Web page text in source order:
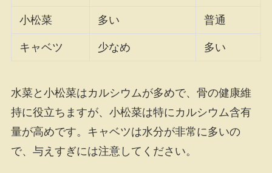
小松菜 多い 普通
キャベツ 少なめ 多い
水菜と小松菜はカルシウムが多めで、骨の健康維
持に役立ちますが、小松菜は特にカルシウム含有
量が高めです。キャベツは水分が非常に多いの
で、与えすぎには注意してください。